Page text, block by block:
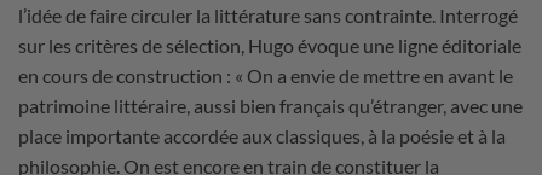
l’idée de faire circuler la littérature sans contrainte. Interrogé
sur les critères de sélection, Hugo évoque une ligne éditoriale
en cours de construction : « On a envie de mettre en avant le
patrimoine littéraire, aussi bien français qu’étranger, avec une
place importante accordée aux classiques, à la poésie et à la
philosophie. On est encore en train de constituer la